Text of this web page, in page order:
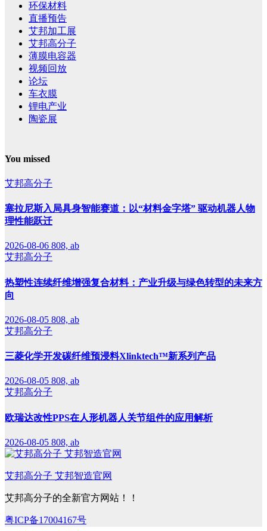
环保材料
直播预告
艾邦加工展
艾邦高分子
薄膜电容器
视频回放
论坛
车衣膜
锂电产业
陶瓷展
You missed
艾邦高分子
塞拉尼斯入局具身智能赛道：以“材料金字塔” 驱动机器人物
理性能跃迁
2026-08-06 808, ab
艾邦高分子
热塑性连续纤维增强复合材料：产业升级与绿色转型的未来方
向
2026-08-05 808, ab
艾邦高分子
三菱化学开发碳纤维预浸料Xlinktech™新系列产品
2026-08-05 808, ab
艾邦高分子
欧瑞达改性PPS在人形机器人关节组件的应用解析
2026-08-05 808, ab
艾邦高分子 艾邦智造官网
艾邦高分子的全新官方网站！！
粤ICP备17004167号